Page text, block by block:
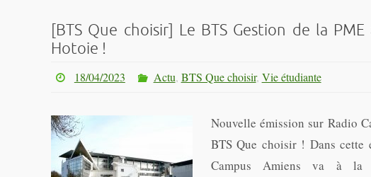
[BTS Que choisir] Le BTS Gestion de la PME
Hotoie !
18/04/2023 Actu, BTS Que choisir, Vie étudiante
Nouvelle émission sur Radio
BTS Que choisir ! Dans cette
Campus Amiens va à la